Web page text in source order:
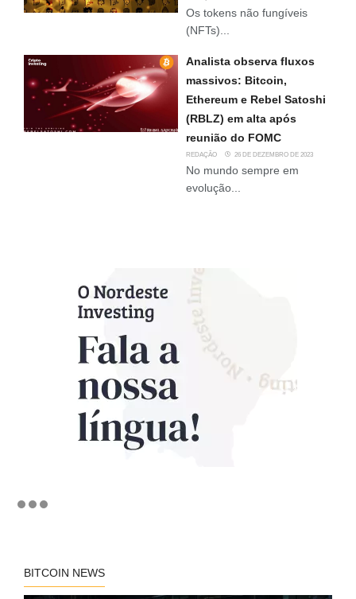
Os tokens não fungíveis
(NFTs)...
Analista observa fluxos
massivos: Bitcoin,
Ethereum e Rebel Satoshi
(RBLZ) em alta após
reunião do FOMC
REDAÇÃO 26 DE DEZEMBRO DE 2023
No mundo sempre em
evolução...
BITCOIN NEWS